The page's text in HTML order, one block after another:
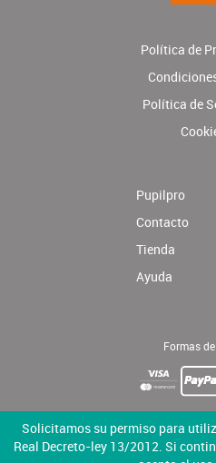
Política de
Política de
Pupilpro
Contacto
Tienda
Ayuda
Formas
Solicitamos su permiso para
Real Decreto-ley 13/2012. Si